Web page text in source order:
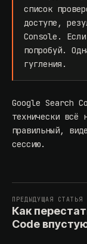
список
доступе,
Console.
попробуй.
гугления.
Google Search
технически
правильный,
сессию.
ПРЕДЫДУЩАЯ СТАТЬЯ
Как
Code